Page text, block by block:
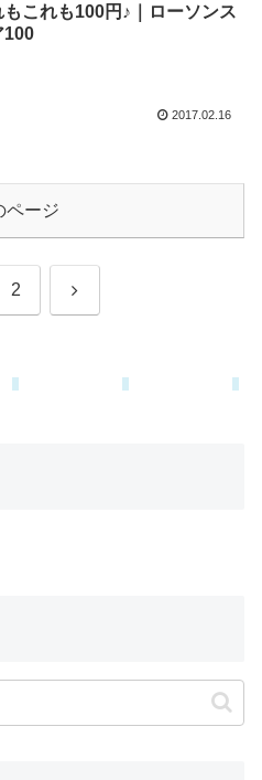
もこれも100円♪｜ローソンス
100
2017.02.16
ページ
2 次